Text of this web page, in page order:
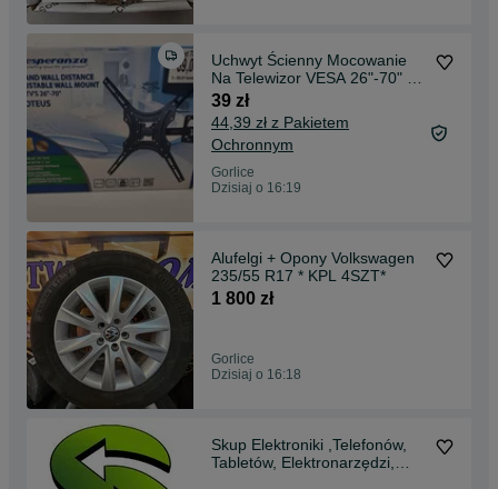
Uchwyt Ścienny Mocowanie
Na Telewizor VESA 26"-70" *
NOWY
39 zł
44,39 zł z Pakietem
Ochronnym
Gorlice
Dzisiaj o 16:19
Alufelgi + Opony Volkswagen
235/55 R17 * KPL 4SZT*
1 800 zł
Gorlice
Dzisiaj o 16:18
Skup Elektroniki ,Telefonów,
Tabletów, Elektronarzędzi,